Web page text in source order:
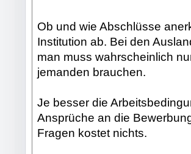
Ob und wie Abschlüsse
Institution ab. Bei den
man muss wahrscheinlich
jemanden brauchen.
Je besser die
Ansprüche an die
Fragen kostet nichts.